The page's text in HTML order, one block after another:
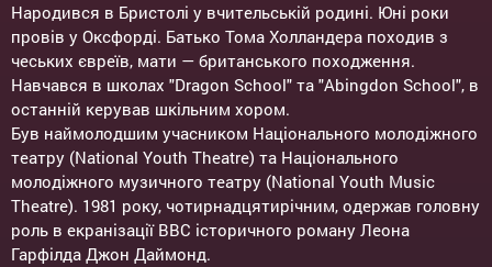
Народився в Бристолі у вчительській родині. Юні роки
провів у Оксфорді. Батько Тома Холландера походив з
чеських євреїв, мати — британського походження.
Навчався в школах "Dragon School" та "Abingdon School", в
останній керував шкільним хором.
Був наймолодшим учасником Національного молодіжного
театру (National Youth Theatre) та Національного
молодіжного музичного театру (National Youth Music
Theatre). 1981 року, чотирнадцятирічним, одержав головну
роль в екранізації BBC історичного роману Леона
Гарфілда Джон Даймонд.